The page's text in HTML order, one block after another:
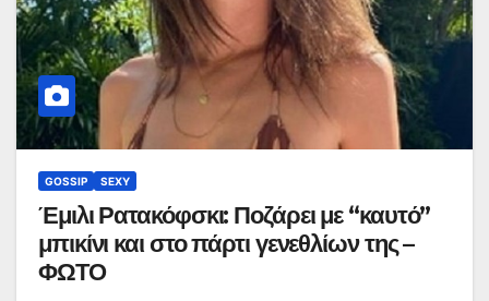
GOSSIP SEXY
Έμιλι Ρατακόφσκι: Ποζάρει με “καυτό”
μπικίνι και στο πάρτι γενεθλίων της –
ΦΩΤΟ